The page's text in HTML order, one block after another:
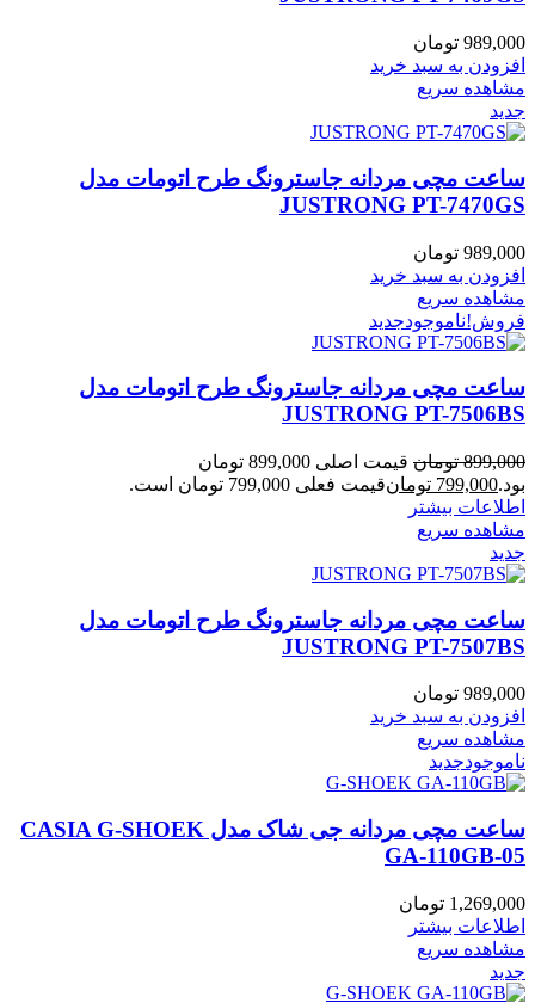
989,000 تومان
افزودن به سبد خرید
مشاهده سریع
جدید
ساعت مچی مردانه جاسترونگ طرح اتومات مدل
JUSTRONG PT-7470GS
989,000 تومان
افزودن به سبد خرید
مشاهده سریع
فروش!ناموجودجدید
ساعت مچی مردانه جاسترونگ طرح اتومات مدل
JUSTRONG PT-7506BS
899,000 تومان
قیمت اصلی 899,000 تومان
بود.799,000 تومانقیمت فعلی 799,000 تومان است.
اطلاعات بیشتر
مشاهده سریع
جدید
ساعت مچی مردانه جاسترونگ طرح اتومات مدل
JUSTRONG PT-7507BS
989,000 تومان
افزودن به سبد خرید
مشاهده سریع
ناموجودجدید
ساعت مچی مردانه جی شاک مدل CASIA G-SHOEK
GA-110GB-05
1,269,000 تومان
اطلاعات بیشتر
مشاهده سریع
جدید